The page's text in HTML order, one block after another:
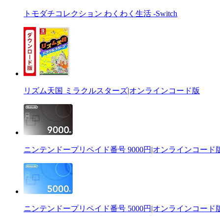
トモダチコレクション わくわく生活 -Switch
リズム天国 ミラクルスターズ|オンラインコード版
ニンテンドープリペイド番号 9000円|オンラインコード
ニンテンドープリペイド番号 5000円|オンラインコード